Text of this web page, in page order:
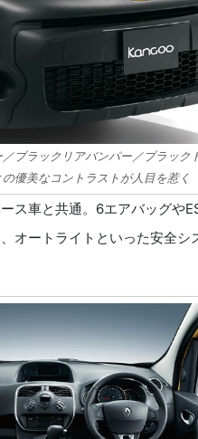
ブラックリアバンパー／ブラック
優美なコントラストが人目を惹く
ス車と共通。6エアバッグや
オートライトといった安全シ